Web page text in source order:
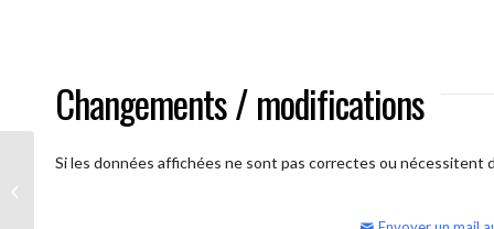
Changements / modifications
Si les données affichées ne sont pas correctes ou